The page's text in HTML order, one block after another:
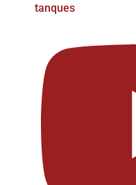
tanques